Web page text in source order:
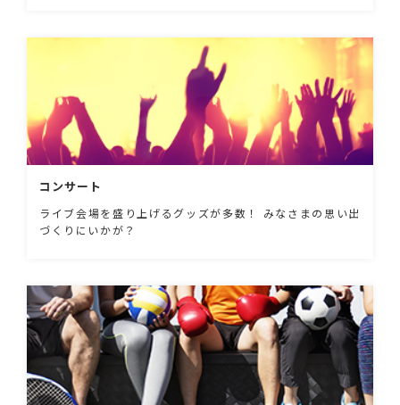
コンサート
ライブ会場を盛り上げるグッズが多数！ みなさまの思い出
づくりにいかが？